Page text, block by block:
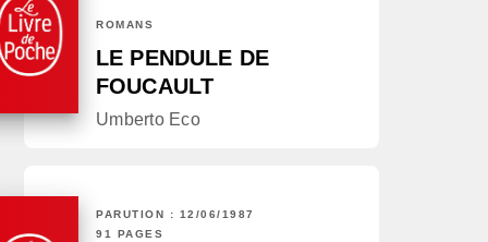
ROMANS
LE PENDULE DE
FOUCAULT
Umberto Eco
PARUTION : 12/06/1987
91 PAGES